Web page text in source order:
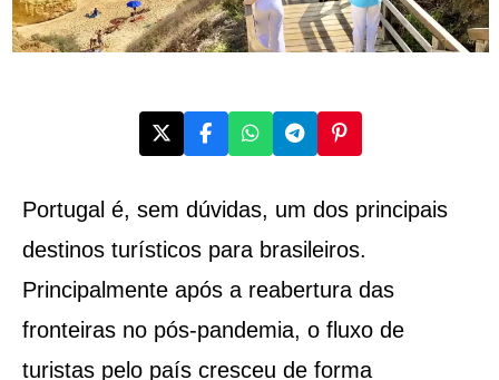
Portugal é, sem dúvidas, um dos principais
destinos turísticos para brasileiros.
Principalmente após a reabertura das
fronteiras no pós-pandemia, o fluxo de
turistas pelo país cresceu de forma